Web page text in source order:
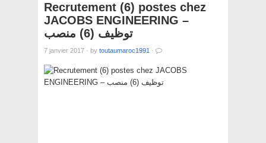
Recrutement (6) postes chez
JACOBS ENGINEERING –
توظيف (6) منصب
7 janvier 2017 · by toutaumaroc1991 ·